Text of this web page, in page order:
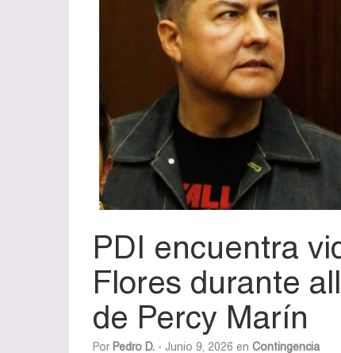
PDI encuentra
Flores durante
de Percy Marín
Por Pedro D. - Junio 9, 2026 en Contingencia